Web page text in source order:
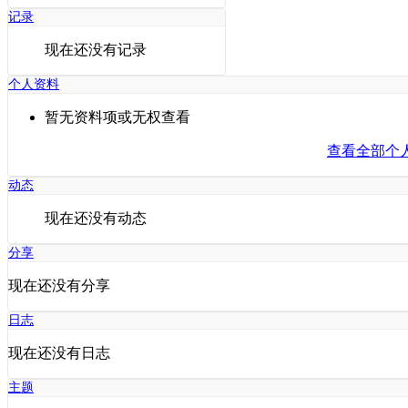
记录
现在还没有记录
个人资料
暂无资料项或无权查看
查看全部个
动态
现在还没有动态
分享
现在还没有分享
日志
现在还没有日志
主题